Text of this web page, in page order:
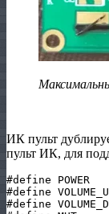
ИК пульт
пульт ИК, для
#define POWER
#define
#define